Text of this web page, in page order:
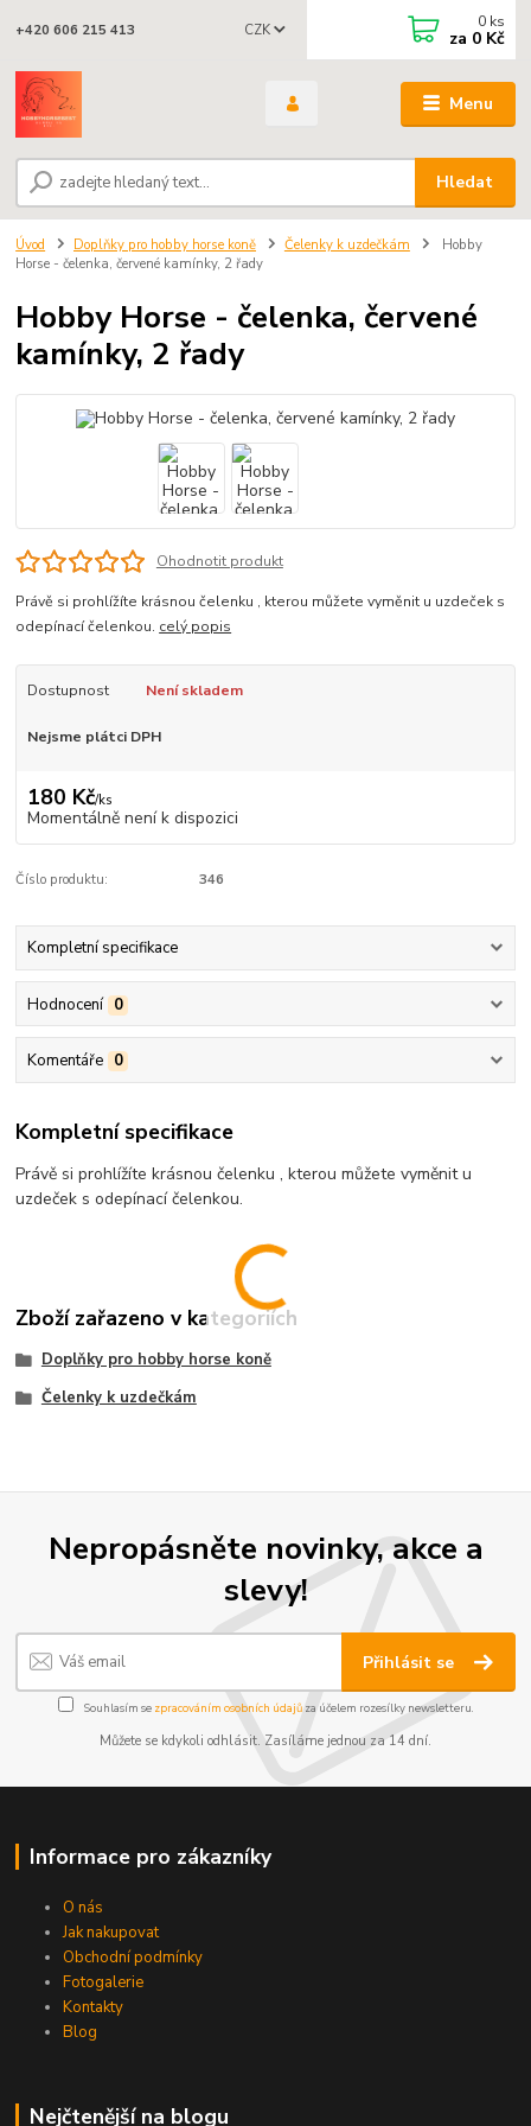
Menu
CZK
Hledat
+420 606 215 413 0 ks
za 0 Kč
Úvod Doplňky pro hobby horse koně Čelenky k uzdečkám
Hobby
Horse - čelenka, červené kamínky, 2 řady
Hobby Horse - čelenka, červené
kamínky, 2 řady
Ohodnotit produkt
Právě si prohlížíte krásnou čelenku , kterou můžete vyměnit u uzdeček s
odepínací čelenkou. celý popis
Dostupnost Není skladem
Nejsme plátci DPH
180 Kč/ks
Momentálně není k dispozici
Číslo produktu: 346
Kompletní specifikace
Hodnocení 0
Komentáře 0
Kompletní specifikace
Právě si prohlížíte krásnou čelenku , kterou můžete vyměnit u
uzdeček s odepínací čelenkou.
Zboží zařazeno v kategoriích
Doplňky pro hobby horse koně
Čelenky k uzdečkám
Nepropásněte novinky, akce a
slevy!
Přihlásit se
Souhlasím se zpracováním osobních údajůza účelem rozesílky newsletteru.
Můžete se kdykoli odhlásit. Zasíláme jednou za 14 dní.
Informace pro zákazníky
O nás
Jak nakupovat
Obchodní podmínky
Fotogalerie
Kontakty
Blog
Nejčtenější na blogu